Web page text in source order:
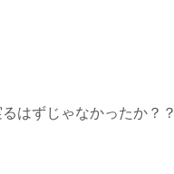
はずじゃなかったか？？